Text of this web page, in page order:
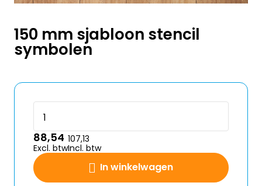
150 mm sjabloon stencil
symbolen
In winkelwagen
88,54
Excl. btw
107,13
Incl. btw